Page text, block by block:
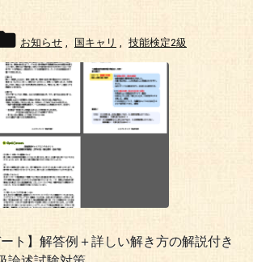
お知らせ , 国キャリ , 技能検定2級
ート】解答例＋詳しい解き方の解説付き